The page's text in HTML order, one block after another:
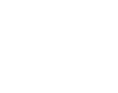
– både på EU-nivå
hantera